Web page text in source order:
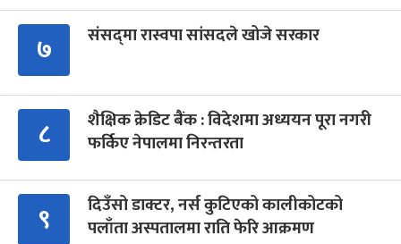
७ संसद्‍मा रास्वपा सांसदले खोजे सरकार
८
शैक्षिक क्रेडिट बैंक : विदेशमा अध्ययन पूरा नगरी
फर्किए नेपालमा निरन्तरता
९
दिउँसो डाक्टर, नर्स कुटिएको कालीकोटको
पलाँता अस्पतालमा राति फेरि आक्रमण